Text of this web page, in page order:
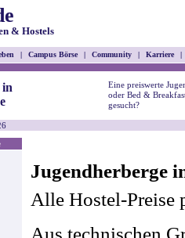
& Hostels
| Campus Börse | Community | Karriere |
in
Eine preiswerte
oder Bed &
gesucht?
Jugendherberge
Alle Hostel-Preise